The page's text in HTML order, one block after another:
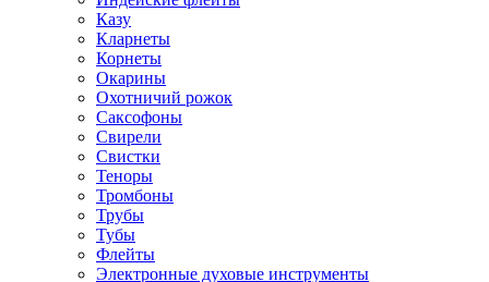
Казу
Кларнеты
Корнеты
Окарины
Охотничий рожок
Саксофоны
Свирели
Свистки
Теноры
Тромбоны
Трубы
Тубы
Флейты
Электронные духовые инструменты